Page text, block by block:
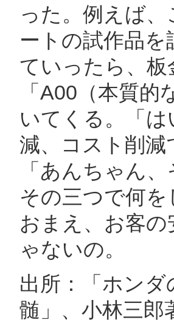
った。例えば
ートの試作品
ていったら、
「A00（本質
いてくる。「
減、コスト削
「あんちゃん
その三つで何
おまえ、お客
ゃないの。
出所：「ホン
髄」、小林三郎